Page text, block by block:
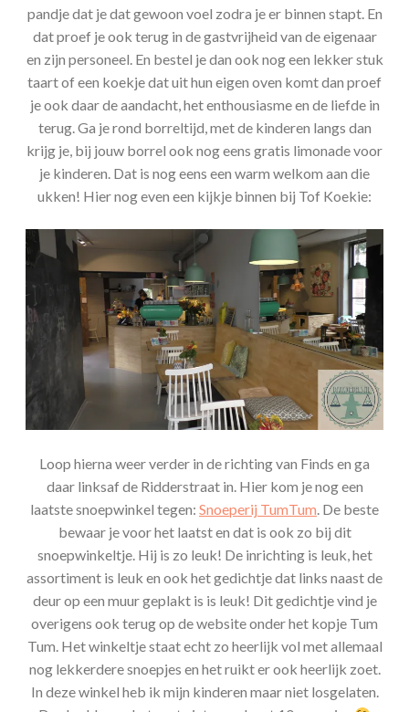
pandje dat je dat gewoon voel zodra je er binnen stapt. En
dat proef je ook terug in de gastvrijheid van de eigenaar
en zijn personeel. En bestel je dan ook nog een lekker stuk
taart of een koekje dat uit hun eigen oven komt dan proef
je ook daar de aandacht, het enthousiasme en de liefde in
terug. Ga je rond borreltijd, met de kinderen langs dan
krijg je, bij jouw borrel ook nog eens gratis limonade voor
je kinderen. Dat is nog eens een warm welkom aan die
ukken! Hier nog even een kijkje binnen bij Tof Koekie:
Loop hierna weer verder in de richting van Finds en ga
daar linksaf de Ridderstraat in. Hier kom je nog een
laatste snoepwinkel tegen: Snoeperij TumTum. De beste
bewaar je voor het laatst en dat is ook zo bij dit
snoepwinkeltje. Hij is zo leuk! De inrichting is leuk, het
assortiment is leuk en ook het gedichtje dat links naast de
deur op een muur geplakt is is leuk! Dit gedichtje vind je
overigens ook terug op de website onder het kopje Tum
Tum. Het winkeltje staat echt zo heerlijk vol met allemaal
nog lekkerdere snoepjes en het ruikt er ook heerlijk zoet.
In deze winkel heb ik mijn kinderen maar niet losgelaten.